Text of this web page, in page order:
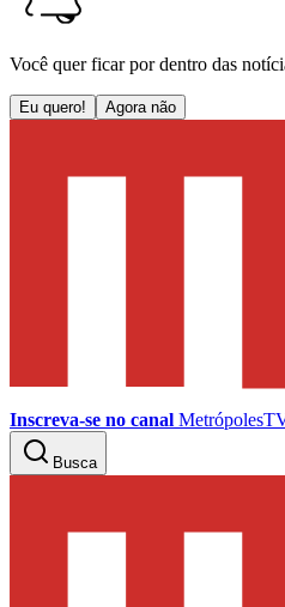
Você quer ficar por dentro das
Eu quero! Agora não
Inscreva-se no canal
Busca